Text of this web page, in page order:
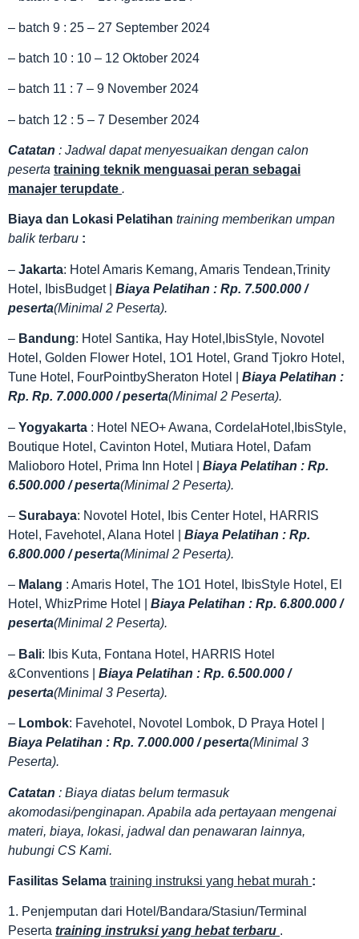
– batch 9 : 25 – 27 September 2024
– batch 10 : 10 – 12 Oktober 2024
– batch 11 : 7 – 9 November 2024
– batch 12 : 5 – 7 Desember 2024
Catatan : Jadwal dapat menyesuaikan dengan calon
peserta training teknik menguasai peran sebagai
manajer terupdate .
Biaya dan Lokasi Pelatihan training memberikan umpan
balik terbaru :
– Jakarta: Hotel Amaris Kemang, Amaris Tendean,Trinity
Hotel, IbisBudget | Biaya Pelatihan : Rp. 7.500.000 /
peserta(Minimal 2 Peserta).
– Bandung: Hotel Santika, Hay Hotel,IbisStyle, Novotel
Hotel, Golden Flower Hotel, 1O1 Hotel, Grand Tjokro Hotel,
Tune Hotel, FourPointbySheraton Hotel | Biaya Pelatihan :
Rp. Rp. 7.000.000 / peserta(Minimal 2 Peserta).
– Yogyakarta : Hotel NEO+ Awana, CordelaHotel,IbisStyle,
Boutique Hotel, Cavinton Hotel, Mutiara Hotel, Dafam
Malioboro Hotel, Prima Inn Hotel | Biaya Pelatihan : Rp.
6.500.000 / peserta(Minimal 2 Peserta).
– Surabaya: Novotel Hotel, Ibis Center Hotel, HARRIS
Hotel, Favehotel, Alana Hotel | Biaya Pelatihan : Rp.
6.800.000 / peserta(Minimal 2 Peserta).
– Malang : Amaris Hotel, The 1O1 Hotel, IbisStyle Hotel, El
Hotel, WhizPrime Hotel | Biaya Pelatihan : Rp. 6.800.000 /
peserta(Minimal 2 Peserta).
– Bali: Ibis Kuta, Fontana Hotel, HARRIS Hotel
&Conventions | Biaya Pelatihan : Rp. 6.500.000 /
peserta(Minimal 3 Peserta).
– Lombok: Favehotel, Novotel Lombok, D Praya Hotel |
Biaya Pelatihan : Rp. 7.000.000 / peserta(Minimal 3
Peserta).
Catatan : Biaya diatas belum termasuk
akomodasi/penginapan. Apabila ada pertayaan mengenai
materi, biaya, lokasi, jadwal dan penawaran lainnya,
hubungi CS Kami.
Fasilitas Selama training instruksi yang hebat murah :
1. Penjemputan dari Hotel/Bandara/Stasiun/Terminal
Peserta training instruksi yang hebat terbaru .